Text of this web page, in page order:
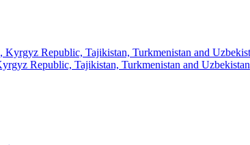
Republic, Tajikistan, Turkmenistan and Uzbekistan